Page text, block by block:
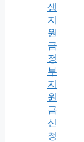
생
지
원
금
정
부
지
원
금
신
청